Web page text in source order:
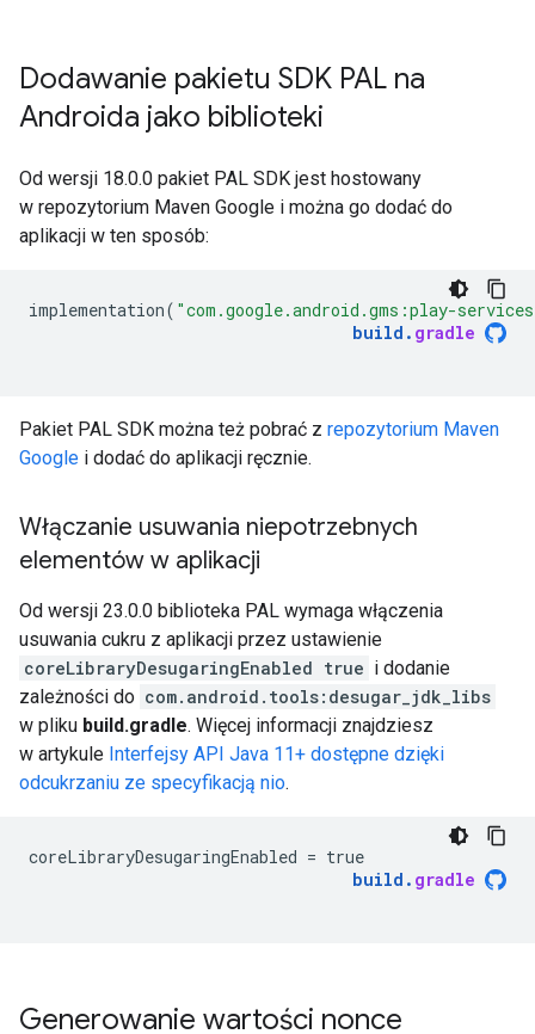
Dodawanie pakietu SDK PAL na
Androida jako biblioteki
Od wersji 18.0.0 pakiet PAL SDK jest hostowany
w repozytorium Maven Google i można go dodać do
aplikacji w ten sposób:
implementation( "com.google.android.gms:play-
build . gradle
Pakiet PAL SDK można też pobrać z repozytorium Maven
Google i dodać do aplikacji ręcznie.
Włączanie usuwania niepotrzebnych
elementów w aplikacji
Od wersji 23.0.0 biblioteka PAL wymaga włączenia
usuwania cukru z aplikacji przez ustawienie
coreLibraryDesugaringEnabled true i dodanie
zależności do com.android.tools:desugar_jdk_libs
w pliku build.gradle. Więcej informacji znajdziesz
w artykule Interfejsy API Java 11+ dostępne dzięki
odcukrzaniu ze specyfikacją nio.
coreLibraryDesugaringEnabled = true
build . gradle
Generowanie wartości nonce